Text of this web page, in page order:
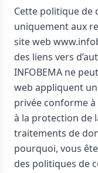
Cette politique de
uniquement aux
site web
des liens vers
INFOBEMA ne
web appliquent
privée conforme
à la protection de
traitements de
pourquoi, vous
des politiques de